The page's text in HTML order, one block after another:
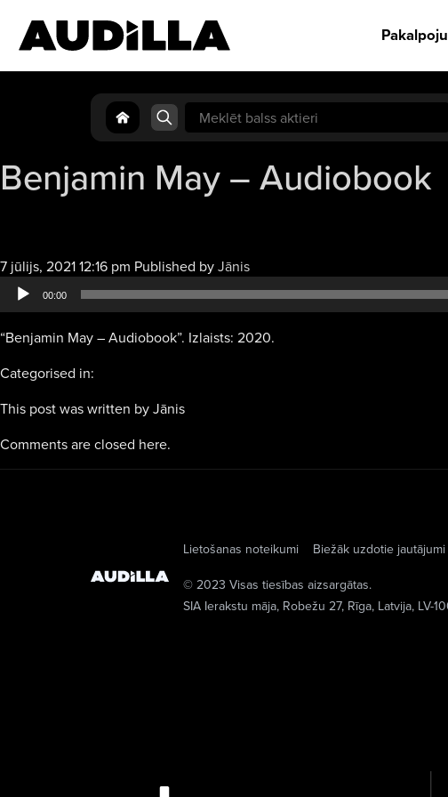
Search
for:
Benjamin May – Audiobook
7 jūlijs, 2021 12:16 pm Published byJānisAudio
atskaņotājs
00:00
“Benjamin May – Audiobook”. Izlaists: 2020.
Categorised in:
This post was written by Jānis
Comments are closed here.
Lietošanas noteikumi Biežāk uzdotie jautājumi
© 2023 Visas tiesības aizsargātas.
SIA Ierakstu māja, Robežu 27, Rīga, Latvija, LV-